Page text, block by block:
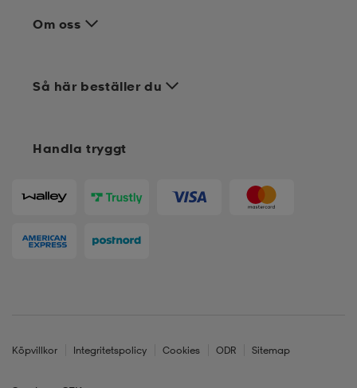
Om oss
Handla tryggt
Så här beställer du
Köpvillkor Integritetspolicy Cookies ODR Sitemap